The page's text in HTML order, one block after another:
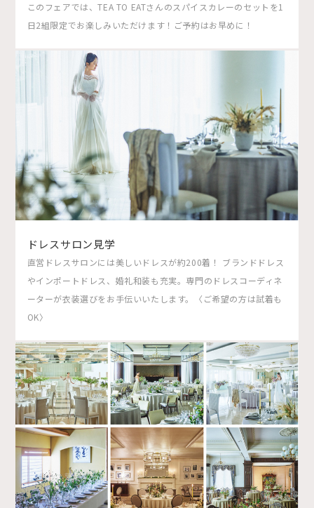
このフェアでは、TEA TO EATさんのスパイスカレーのセットを1
日2組限定でお楽しみいただけます！ご予約はお早めに！
ドレスサロン見学
直営ドレスサロンには美しいドレスが約200着！ ブランドドレス
やインポートドレス、婚礼和装も充実。専門のドレスコーディネ
ーターが衣装選びをお手伝いいたします。〈ご希望の方は試着も
OK〉